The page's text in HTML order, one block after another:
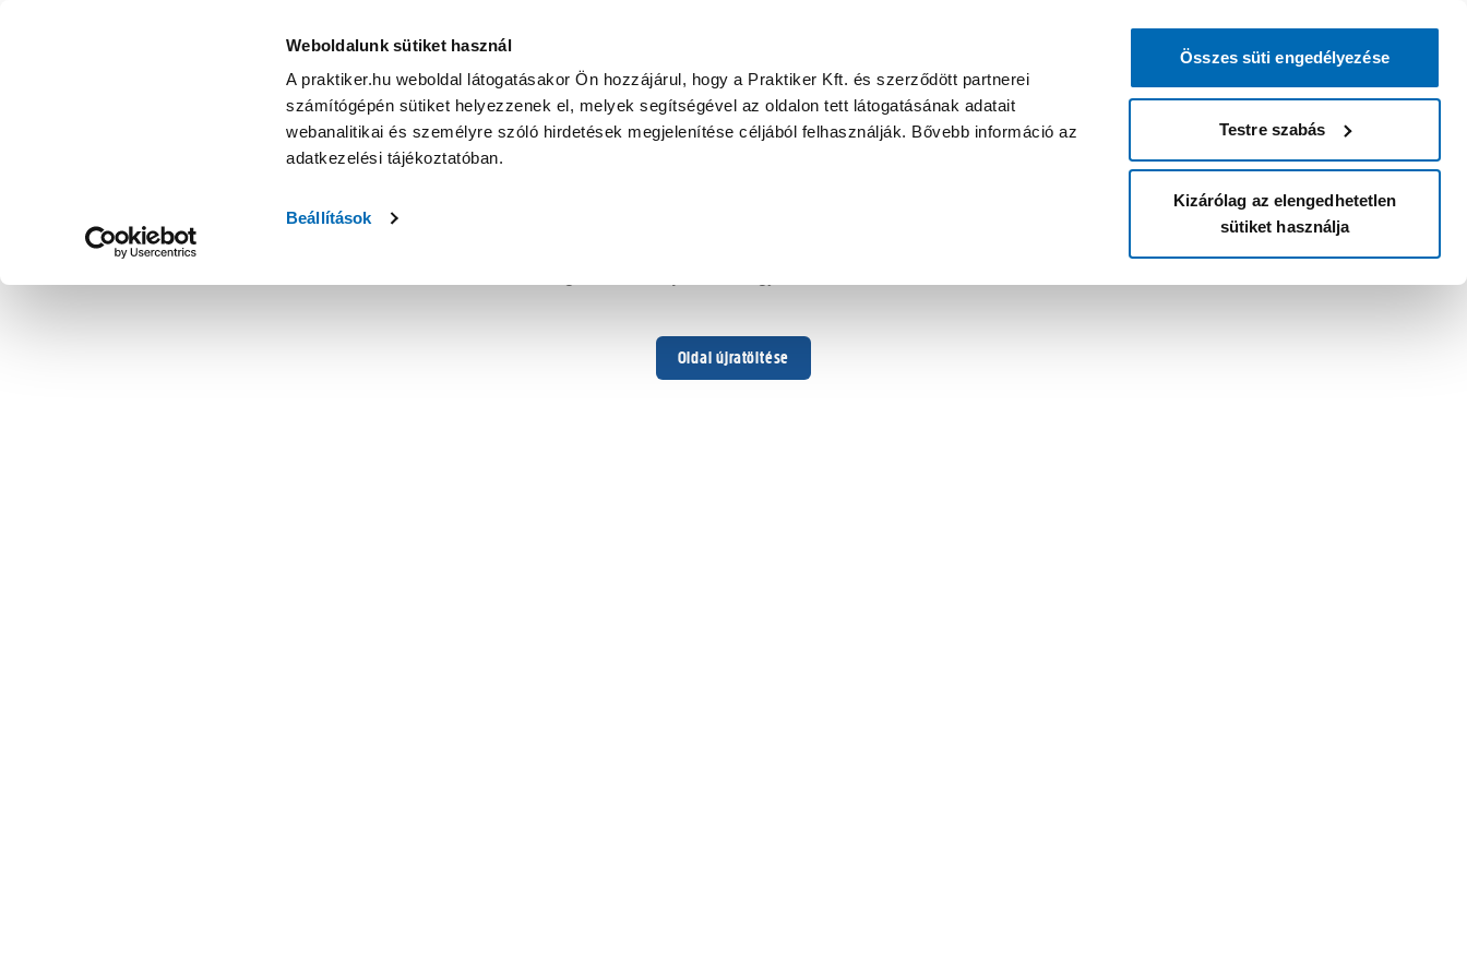
Weboldalunk sütiket használ
A praktiker.hu weboldal látogatásakor Ön hozzájárul, hogy a Praktiker Kft. és szerződött partnerei
számítógépén sütiket helyezzenek el, melyek segítségével az oldalon tett látogatásának adatait
webanalitikai és személyre szóló hirdetések megjelenítése céljából felhasználják. Bővebb információ az
adatkezelési tájékoztatóban.
Beállítások
Összes süti engedélyezése
Testre szabás
Kizárólag az elengedhetetlen
sütiket használja
Oldal újratöltése